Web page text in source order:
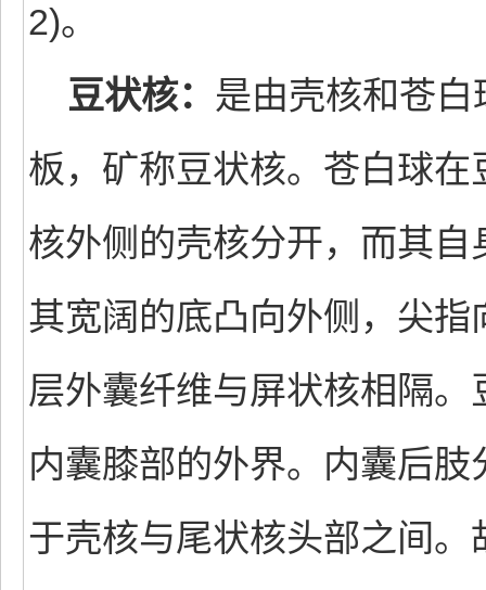
2)。
豆状核： 是由壳核和苍
板，矿称豆状核。苍白球
核外侧的壳核分开，而其
其宽阔的底凸向外侧，尖
层外囊纤维与屏状核相隔
内囊膝部的外界。内囊后
于壳核与尾状核头部之间